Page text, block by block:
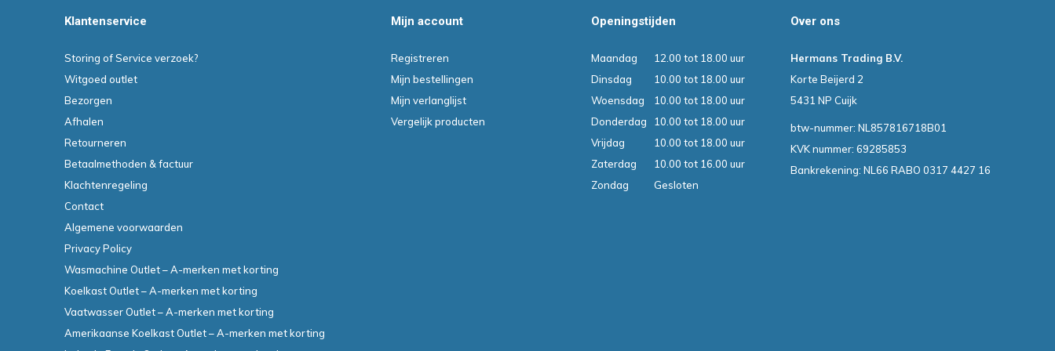
Klantenservice
Storing of Service verzoek?
Witgoed outlet
Bezorgen
Afhalen
Retourneren
Betaalmethoden & factuur
Klachtenregeling
Contact
Algemene voorwaarden
Privacy Policy
Wasmachine Outlet – A-merken met korting
Koelkast Outlet – A-merken met korting
Vaatwasser Outlet – A-merken met korting
Amerikaanse Koelkast Outlet – A-merken met korting
Mijn account
Registreren
Mijn bestellingen
Mijn verlanglijst
Vergelijk producten
Openingstijden
Maandag
12.00 tot 18.00 uur
Dinsdag
10.00 tot 18.00 uur
Woensdag
10.00 tot 18.00 uur
Donderdag
10.00 tot 18.00 uur
Vrijdag
10.00 tot 18.00 uur
Zaterdag
10.00 tot 16.00 uur
Zondag
Gesloten
Over ons
Hermans Trading B.V.
Korte Beijerd 2
5431 NP Cuijk
btw-nummer: NL857816718B01
KVK nummer: 69285853
Bankrekening: NL66 RABO 0317 4427 16